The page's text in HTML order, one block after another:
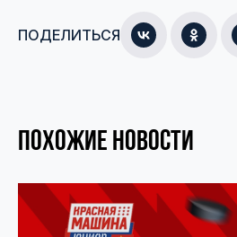
ПОДЕЛИТЬСЯ
ПОХОЖИЕ НОВОСТИ